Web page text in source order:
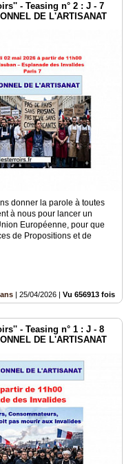
- Teasing n° 2 : J - 7
DE L'ARTISANAT
donner la parole à toutes
à nous pour lancer un
Européenne, pour que
de Propositions et de
| 25/04/2026 | Vu 656913 fois
- Teasing n° 1 : J - 8
DE L'ARTISANAT